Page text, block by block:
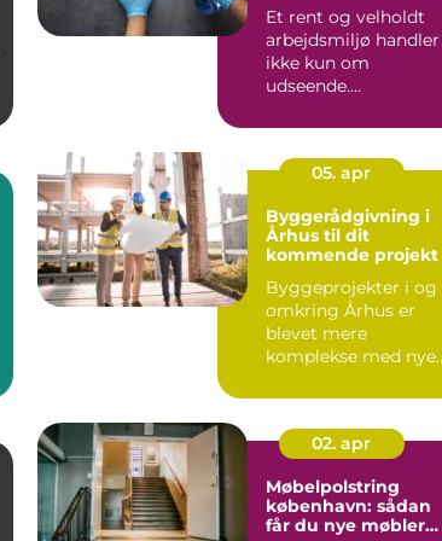
image
Et rent og velholdt
arbejdsmiljø handler
ikke kun om
udseende.
både medarbejder...
05. apr
Byggerådgivning i
Århus til dit
kommende projekt
Byggeprojekter i og
omkring Århus er
blevet mere
komplekse med nye
detaljerede lok...
02. apr
Møbelpolstring
københavn: sådan
får du nye møbler